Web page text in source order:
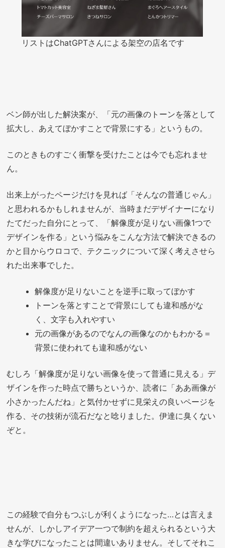
リストはChatGPTさんによる架空の店名です
ベン師が出した解決案が、「元の画像のトーンを落として
拡大し、あえてぼかすことで背景にする」というもの。
このときものすごく衝撃を受けたことは今でも忘れませ
ん。
出来上がったページだけを見れば「そんなの普通じゃん」
と思われるかもしれませんが、当時まだデザイナーになり
たてだった自分にとって、「解像度が足りない画像1つで
デザインを作る」という悩みをこんな方法で解決できるの
かと目からウロコで、テクニックについて深く考えさせら
れた出来事でした。
解像度が足りないことを逆手に取ってぼかす
トーンを落とすことで背景にしても違和感がな
く、文字も入れやすい
元の画像があるのでなんの画像なのかもわかる＝
背景に使われても違和感がない
むしろ「解像度が足りない画像を使って普通に見える」デ
ザインを作った時点で勝ちというか、読者に「ああ画像が
小さかったんだね」と気付かせずに見栄えの良いページを
作る、その技術が流石だなと唸りました。伊達に臭くない
ぞと。
この経験で自分もつぶしが利くようになった…とは言えま
せんが、しかしアイデア一つで制約を超えられるという大
きな学びになったことは間違いありません。そしてそれこ